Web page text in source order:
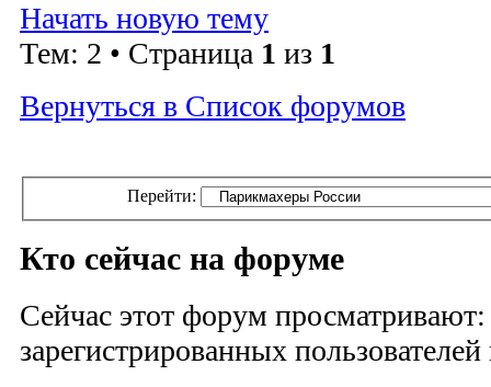
Начать новую тему
Тем: 2 • Страница 1 из 1
Вернуться в Список форумов
Перейти:
Кто сейчас на форуме
Сейчас этот форум просматривают:
зарегистрированных